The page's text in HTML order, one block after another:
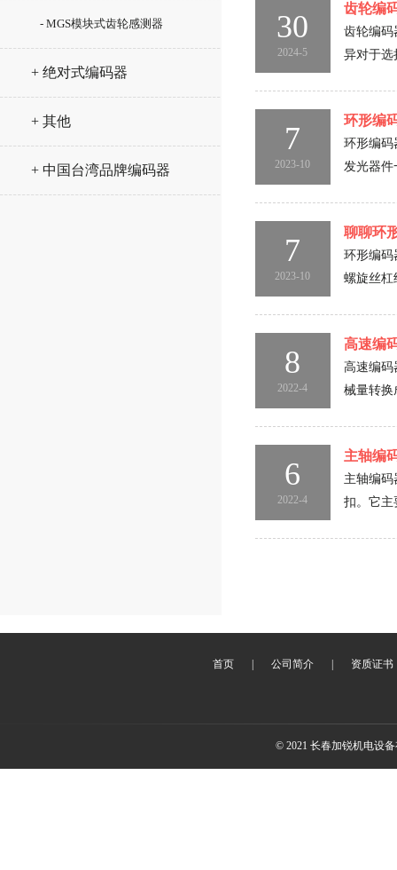
- MGS模块式齿轮感测器
+ 绝对式编码器
+ 其他
+ 中国台湾品牌编码器
30
2024-5
齿轮编
齿轮编码
异对于选
7
2023-10
环形编
环形编码
发光器件
7
2023-10
聊聊环
环形编码
螺旋丝杠
8
2022-4
高速编
高速编码
械量转换
6
2022-4
主轴编
主轴编
扣。它主
首页 公司简介 资质证书
© 2021 长春加锐机电设